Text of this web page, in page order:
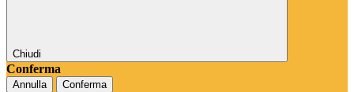
Chiudi
Conferma
Annulla Conferma